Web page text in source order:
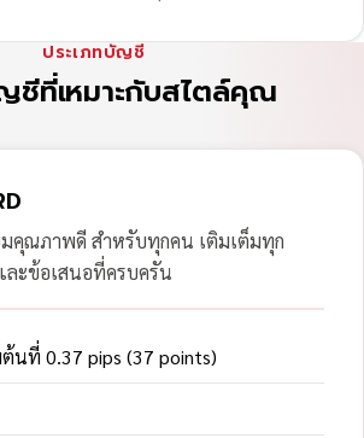
ประเภทบัญชี
ชีที่เหมาะกับสไตล์คุณ
คุณภาพดี สำหรับทุกคน เติมเต็มทุก
ะข้อเสนอที่ครบครัน
นที่ 0.37 pips (37 points)